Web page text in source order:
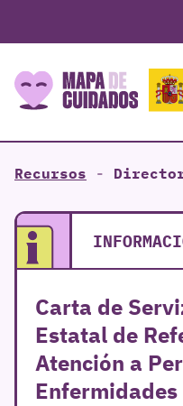
Recursos -
Carta de
Estatal de
Atención a
Enfermidades